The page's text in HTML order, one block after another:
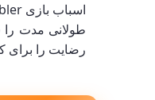
رضایت را برای